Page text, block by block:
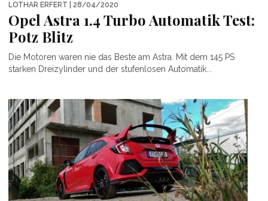
LOTHAR ERFERT | 28/04/2020
Opel Astra 1.4 Turbo Automatik Test:
Potz Blitz
Die Motoren waren nie das Beste am Astra. Mit dem 145 PS
starken Dreizylinder und der stufenlosen Automatik...